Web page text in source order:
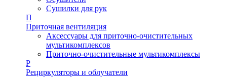
Сушилки для рук
П
Приточная вентиляция
Аксессуары для приточно-очистительных
мультикомплексов
Приточно-очистительные мультикомплексы
Р
Рециркуляторы и облучатели